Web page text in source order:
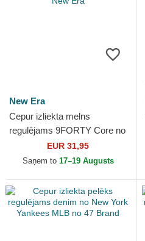
New Era
Cepur izliekta melns
regulējams 9FORTY Core no
Red Bull Racing Formula 1
no New Era
EUR 31,95
Saņem to 17–19 Augusts